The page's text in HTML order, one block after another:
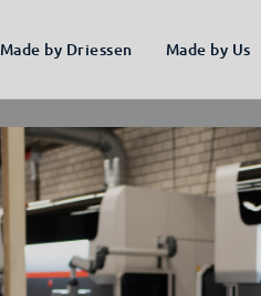
Made by Driessen Made by Us